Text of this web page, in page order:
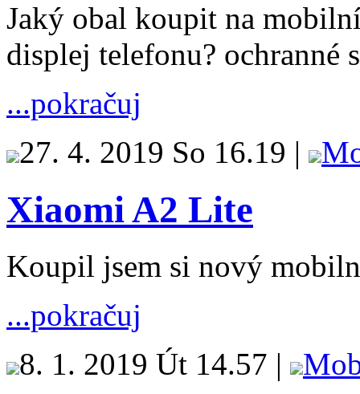
Jaký obal koupit na
displej telefonu? ochranné
...pokračuj
27. 4. 2019 So 16.19 |
Xiaomi A2 Lite
Koupil jsem si nový
...pokračuj
8. 1. 2019 Út 14.57 |